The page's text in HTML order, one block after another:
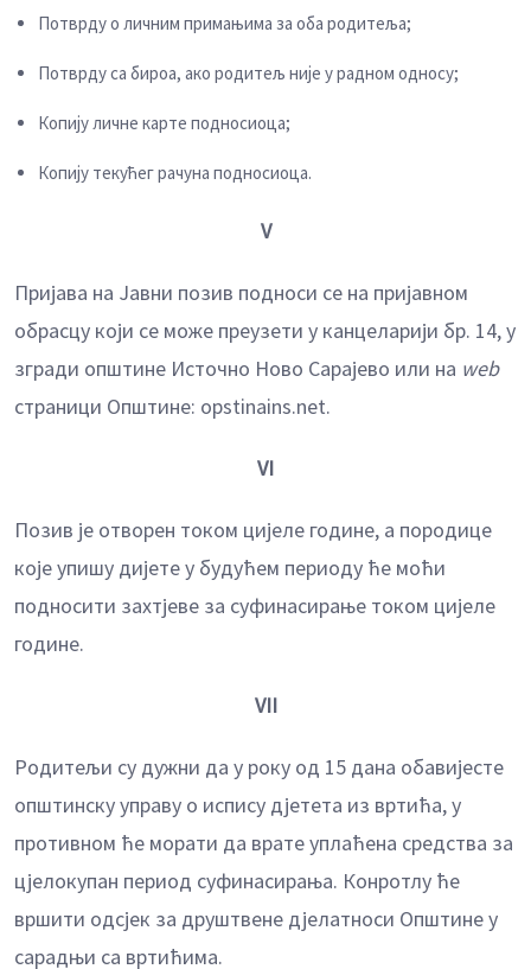
Потврду о личним примањима за оба родитеља;
Потврду са бироа, ако родитељ није у радном односу;
Копију личне карте подносиоца;
Копију текућег рачуна подносиоца.
V
Пријава на Јавни позив подноси се на пријавном
обрасцу који се може преузети у канцеларији бр. 14, у
згради општине Источно Ново Сарајево или на web
страници Општине: opstinains.net.
VI
Позив је отворен током цијеле године, а породице
које упишу дијете у будућем периоду ће моћи
подносити захтјеве за суфинасирање током цијеле
године.
VII
Родитељи су дужни да у року од 15 дана обавијесте
општинску управу о испису дјетета из вртића, у
противном ће морати да врате уплаћена средства за
цјелокупан период суфинасирања. Конротлу ће
вршити одсјек за друштвене дјелатноси Општине у
сарадњи са вртићима.